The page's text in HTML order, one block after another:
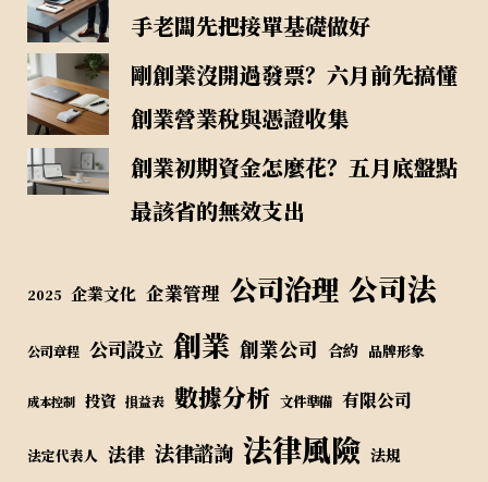
手老闆先把接單基礎做好
剛創業沒開過發票？六月前先搞懂
創業營業稅與憑證收集
創業初期資金怎麼花？五月底盤點
最該省的無效支出
2025 企業文化 企業管理 公司治理 公司法
公司章程 公司設立 創業 創業公司 合約 品牌形象
成本控制 投資 損益表 數據分析 文件準備 有限公司
法定代表人 法律 法律諮詢 法律風險 法規